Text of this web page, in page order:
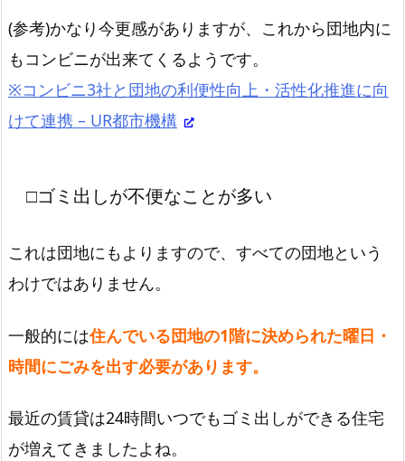
(参考)かなり今更感がありますが、これから団地内に
もコンビニが出来てくるようです。
※コンビニ3社と団地の利便性向上・活性化推進に向
けて連携 – UR都市機構
□ゴミ出しが不便なことが多い
これは団地にもよりますので、すべての団地という
わけではありません。
一般的には住んでいる団地の1階に決められた曜日・
時間にごみを出す必要があります。
最近の賃貸は24時間いつでもゴミ出しができる住宅
が増えてきましたよね。